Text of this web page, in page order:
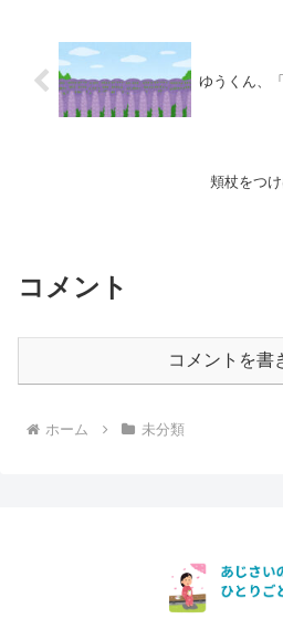
ゆうくん、
頬杖をつ
コメント
コメントを書
ホーム 未分類